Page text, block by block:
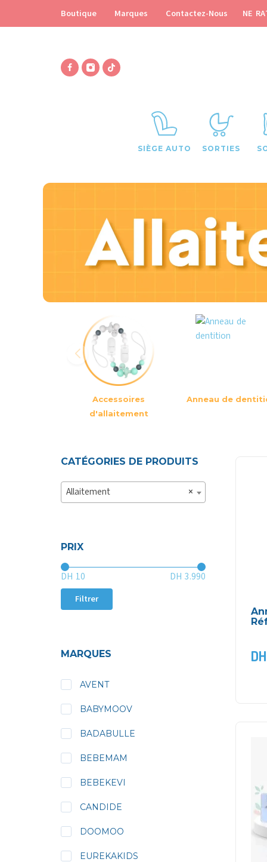
Boutique Marques Contactez-Nous NE
SIÈGE AUTO SORTIES
Accessoires
d'allaitement
Anneau de
CATÉGORIES DE PRODUITS
×
Allaitement
PRIX
Filtrer
DH 10 DH 3.990
MARQUES
AVENT
BABYMOOV
BADABULLE
BEBEMAM
BEBEKEVI
CANDIDE
DOOMOO
EUREKAKIDS
DH